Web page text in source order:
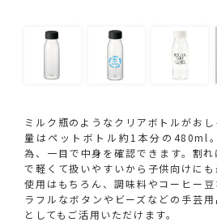
ミルク瓶のようなクリアボトルがお
量はペットボトル約1本分の480ml
為、一目で中身を確認できます。割
で軽くて扱いやすいから子供向けに
使用はもちろん、調味料やコーヒー
ラフルなボタンやビーズなどの手芸
としてもご活用いただけます。